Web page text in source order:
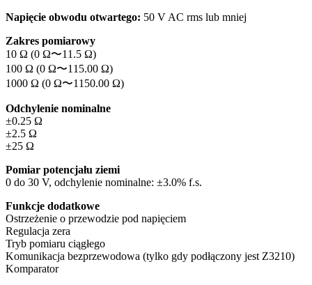
Napięcie obwodu otwartego: 50 V AC rms lub mniej
Zakres pomiarowy
10 Ω (0 Ω〜11.5 Ω)
100 Ω (0 Ω〜115.00 Ω)
1000 Ω (0 Ω〜1150.00 Ω)
Odchylenie nominalne
±0.25 Ω
±2.5 Ω
±25 Ω
Pomiar potencjału ziemi
0 do 30 V, odchylenie nominalne: ±3.0% f.s.
Funkcje dodatkowe
Ostrzeżenie o przewodzie pod napięciem
Regulacja zera
Tryb pomiaru ciągłego
Komunikacja bezprzewodowa (tylko gdy podłączony jest Z3210)
Komparator